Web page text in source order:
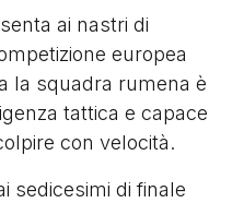
ai nastri di
europea
la squadra rumena è
tattica e capace
con velocità.
sedicesimi di finale